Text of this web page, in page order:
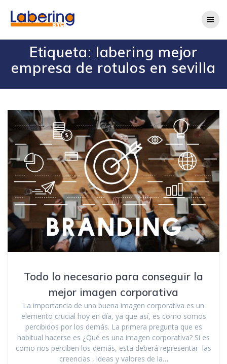
Etiqueta: labering mejor
empresa de rotulos en sevilla
Todo lo necesario para conseguir la
mejor imagen corporativa
La importancia de una buena imagen corporativa es un
elemento crucial hoy en día, ya que así, es como somos
percibidos por los demás. La primera pregunta que es
habitual hacerse es ¿Qué es una imagen corporativa? Si es
como nos perciben los demás, esta deberá representar las
creencias , ideas y valores de la…